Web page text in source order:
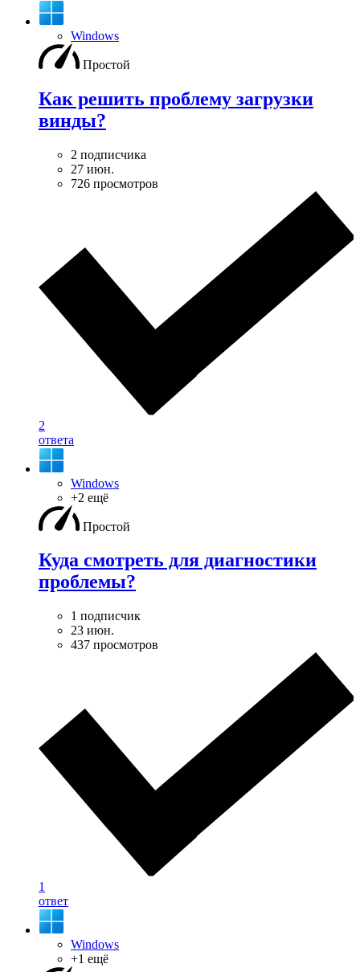
Windows
Простой
Как решить проблему загрузки
винды?
2 подписчика
27 июн.
726 просмотров
2
ответа
Windows
+2 ещё
Простой
Куда смотреть для диагностики
проблемы?
1 подписчик
23 июн.
437 просмотров
1
ответ
Windows
+1 ещё